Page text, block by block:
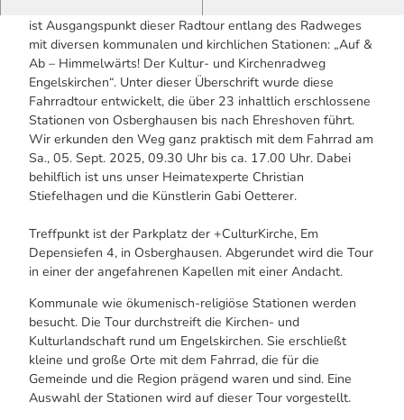
ist Ausgangspunkt dieser Radtour entlang des Radweges
mit diversen kommunalen und kirchlichen Stationen: „Auf &
Ab – Himmelwärts! Der Kultur- und Kirchenradweg
Engelskirchen“. Unter dieser Überschrift wurde diese
Fahrradtour entwickelt, die über 23 inhaltlich erschlossene
Stationen von Osberghausen bis nach Ehreshoven führt.
Wir erkunden den Weg ganz praktisch mit dem Fahrrad am
Sa., 05. Sept. 2025, 09.30 Uhr bis ca. 17.00 Uhr. Dabei
behilflich ist uns unser Heimatexperte Christian
Stiefelhagen und die Künstlerin Gabi Oetterer.
Treffpunkt ist der Parkplatz der +CulturKirche, Em
Depensiefen 4, in Osberghausen. Abgerundet wird die Tour
in einer der angefahrenen Kapellen mit einer Andacht.
Kommunale wie ökumenisch-religiöse Stationen werden
besucht. Die Tour durchstreift die Kirchen- und
Kulturlandschaft rund um Engelskirchen. Sie erschließt
kleine und große Orte mit dem Fahrrad, die für die
Gemeinde und die Region prägend waren und sind. Eine
Auswahl der Stationen wird auf dieser Tour vorgestellt.